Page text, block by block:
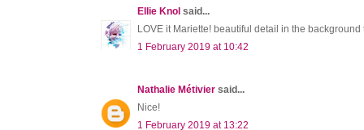
Ellie Knol said...
LOVE it Mariette! beautiful detail in the background
1 February 2019 at 10:42
Nathalie Métivier said...
Nice!
1 February 2019 at 13:22